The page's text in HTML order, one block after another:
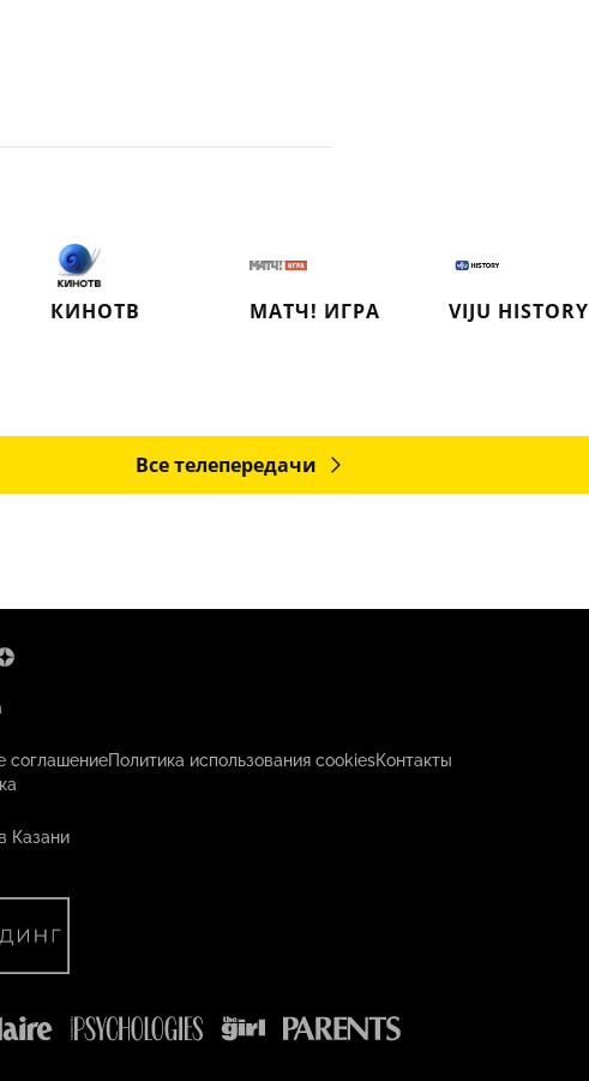
КИНОТВ МАТЧ! ИГРА VIJU HISTORY
Все телепередачи
соглашениеПолитика использования cookiesКонтакты
Казани